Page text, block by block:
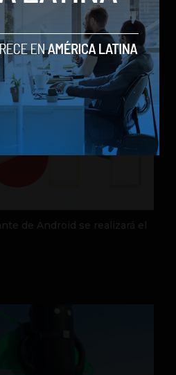
de Android se realizará el